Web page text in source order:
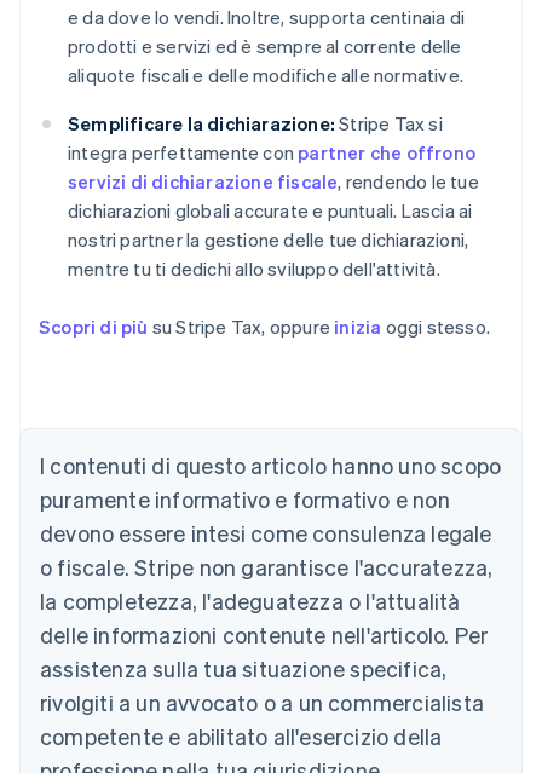
e da dove lo vendi. Inoltre, supporta centinaia di
prodotti e servizi ed è sempre al corrente delle
aliquote fiscali e delle modifiche alle normative.
Semplificare la dichiarazione: Stripe Tax si
integra perfettamente con partner che offrono
servizi di dichiarazione fiscale, rendendo le tue
dichiarazioni globali accurate e puntuali. Lascia ai
nostri partner la gestione delle tue dichiarazioni,
mentre tu ti dedichi allo sviluppo dell'attività.
Scopri di più su Stripe Tax, oppure inizia oggi stesso.
I contenuti di questo articolo hanno uno scopo
puramente informativo e formativo e non
devono essere intesi come consulenza legale
o fiscale. Stripe non garantisce l'accuratezza,
la completezza, l'adeguatezza o l'attualità
delle informazioni contenute nell'articolo. Per
assistenza sulla tua situazione specifica,
rivolgiti a un avvocato o a un commercialista
competente e abilitato all'esercizio della
Australia
English
Austria
DeutschEnglish
Belgio
NederlandsFrançaisDeutsch English
Brasile